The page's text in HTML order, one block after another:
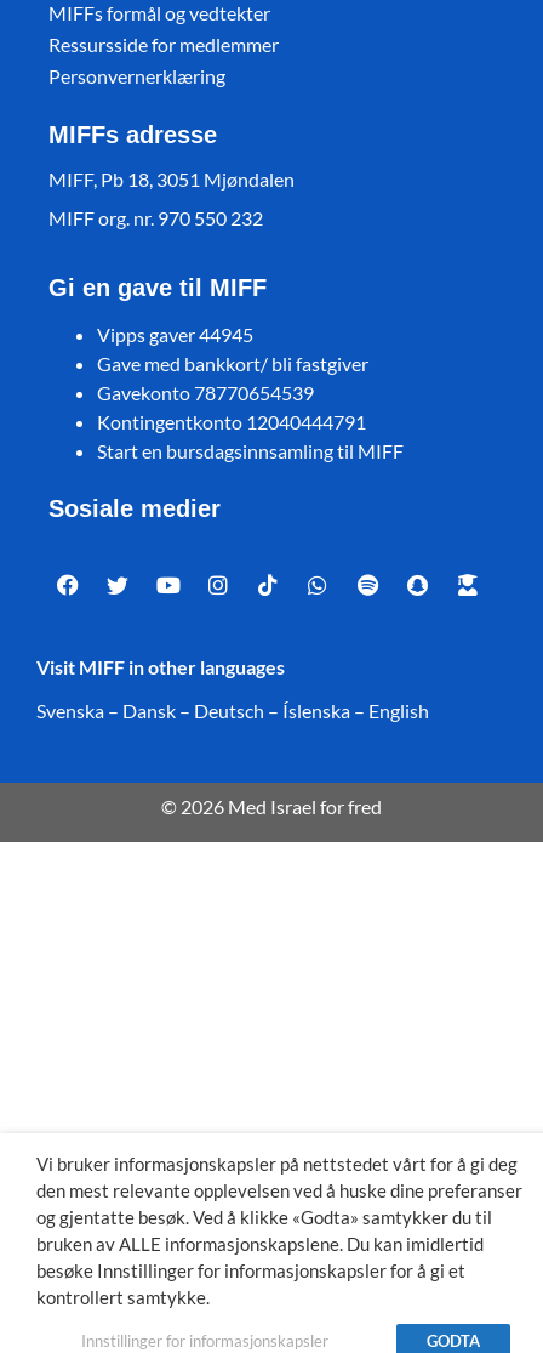
MIFFs formål og vedtekter
Ressursside for medlemmer
Personvernerklæring
MIFFs adresse
MIFF, Pb 18, 3051 Mjøndalen
MIFF org. nr. 970 550 232
Gi en gave til MIFF
Vipps gaver 44945
Gave med bankkort/ bli fastgiver
Gavekonto 78770654539
Kontingentkonto 12040444791
Start en bursdagsinnsamling til MIFF
Sosiale medier
Visit MIFF in other languages
Svenska – Dansk – Deutsch – Íslenska – English
© 2026 Med Israel for fred
Vi bruker informasjonskapsler på nettstedet vårt for å gi deg
den mest relevante opplevelsen ved å huske dine preferanser
og gjentatte besøk. Ved å klikke «Godta» samtykker du til
bruken av ALLE informasjonskapslene. Du kan imidlertid
besøke Innstillinger for informasjonskapsler for å gi et
kontrollert samtykke.
Innstillinger for informasjonskapsler GODTA